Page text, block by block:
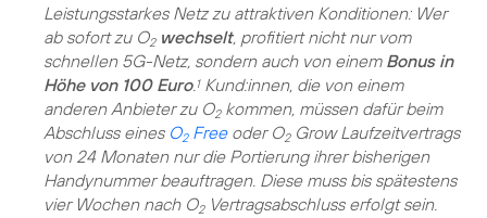
Leistungsstarkes Netz zu attraktiven Konditionen: Wer
ab sofort zu O2 wechselt, profitiert nicht nur vom
schnellen 5G-Netz, sondern auch von einem Bonus in
Höhe von 100 Euro. 1Kund:innen, die von einem
anderen Anbieter zu O2kommen, müssen dafür beim
Abschluss eines O2Freeoder O2Grow Laufzeitvertrags
von 24 Monaten nur die Portierung ihrer bisherigen
Handynummer beauftragen. Diese muss bis spätestens
vier Wochen nach O2Vertragsabschluss erfolgt sein.